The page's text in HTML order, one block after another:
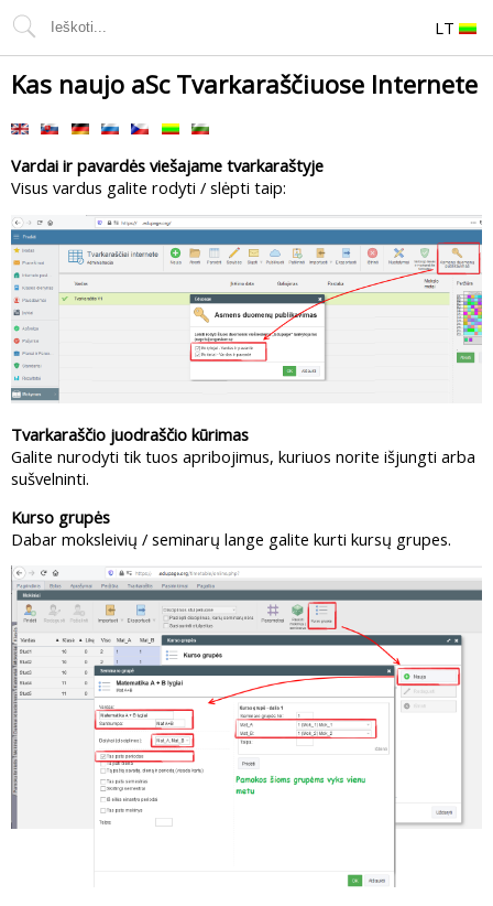
LT
Kas naujo aSc Tvarkaraščiuose Internete
Vardai ir pavardės viešajame tvarkaraštyje
Visus vardus galite rodyti / slėpti taip:
Tvarkaraščio juodraščio kūrimas
Galite nurodyti tik tuos apribojimus, kuriuos norite išjungti arba
sušvelninti.
Kurso grupės
Dabar moksleivių / seminarų lange galite kurti kursų grupes.